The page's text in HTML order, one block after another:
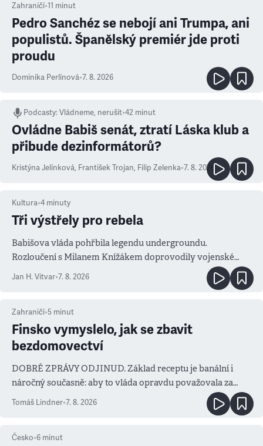
Zahraničí•11 minut
Pedro Sanchéz se nebojí ani Trumpa, ani
populistů. Španělský premiér jde proti
proudu
Dominika Perlínová•7. 8. 2026
Podcasty:Vládneme, nerušit•42 minut
Ovládne Babiš senát, ztratí Láska klub a
přibude dezinformátorů?
Kristýna Jelínková, František Trojan, Filip Zelenka•7. 8. 2026
Kultura•4 minuty
Tři výstřely pro rebela
Babišova vláda pohřbila legendu undergroundu.
Rozloučení s Milanem Knížákem doprovodily vojenské
Jan H. Vitvar•7. 8. 2026
Zahraničí•5 minut
Finsko vymyslelo, jak se zbavit
bezdomovectví
DOBRÉ ZPRÁVY ODJINUD. Základ receptu je banální i
náročný současně: aby to vláda opravdu považovala za
Tomáš Lindner•7. 8. 2026
Česko•6 minut